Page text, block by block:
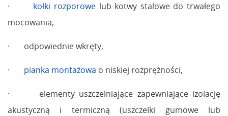
· kołki rozporowelub kotwy stalowe do trwałego
mocowania,
· odpowiednie wkręty,
· pianka montażowa o niskiej rozprężności,
· elementy uszczelniające zapewniające izolację
akustyczną i termiczną (uszczelki gumowe lub